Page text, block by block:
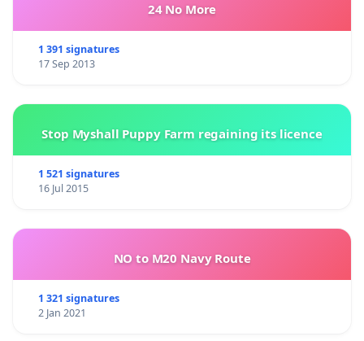
24 No More
1 391 signatures
17 Sep 2013
Stop Myshall Puppy Farm regaining its licence
1 521 signatures
16 Jul 2015
NO to M20 Navy Route
1 321 signatures
2 Jan 2021